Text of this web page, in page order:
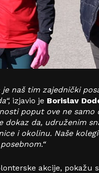
naš tim zajednički
izjavio je Borislav
poput ove ne
dokaz da, udruženim
i okolinu. Naše
akcije, pokažu